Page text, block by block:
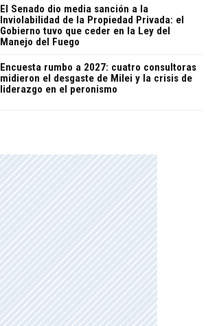
El Senado dio media sanción a la
Inviolabilidad de la Propiedad Privada: el
Gobierno tuvo que ceder en la Ley del
Manejo del Fuego
Encuesta rumbo a 2027: cuatro consultoras
midieron el desgaste de Milei y la crisis de
liderazgo en el peronismo